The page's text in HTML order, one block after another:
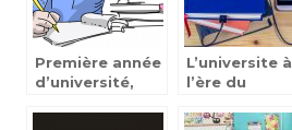
Première année
d’université,
L’universite à
l’ère du